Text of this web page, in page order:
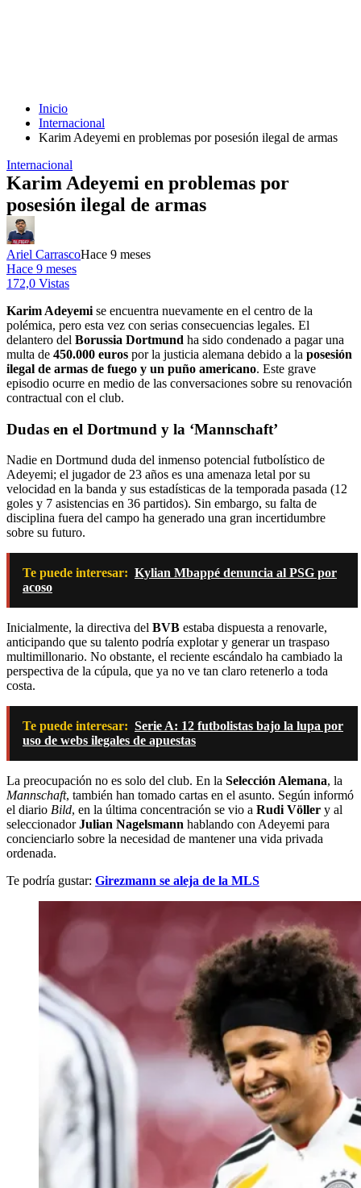
Inicio
Internacional
Karim Adeyemi en problemas por posesión ilegal de armas
Internacional
Karim Adeyemi en problemas por
posesión ilegal de armas
Ariel CarrascoHace 9 meses
Hace 9 meses
172,0 Vistas
Karim Adeyemi se encuentra nuevamente en el centro de la
polémica, pero esta vez con serias consecuencias legales. El
delantero del Borussia Dortmund ha sido condenado a pagar una
multa de 450.000 euros por la justicia alemana debido a la posesión
ilegal de armas de fuego y un puño americano. Este grave
episodio ocurre en medio de las conversaciones sobre su renovación
contractual con el club.
Dudas en el Dortmund y la ‘Mannschaft’
Nadie en Dortmund duda del inmenso potencial futbolístico de
Adeyemi; el jugador de 23 años es una amenaza letal por su
velocidad en la banda y sus estadísticas de la temporada pasada (12
goles y 7 asistencias en 36 partidos). Sin embargo, su falta de
disciplina fuera del campo ha generado una gran incertidumbre
sobre su futuro.
Te puede interesar: Kylian Mbappé denuncia al PSG por
acoso
Inicialmente, la directiva del BVB estaba dispuesta a renovarle,
anticipando que su talento podría explotar y generar un traspaso
multimillonario. No obstante, el reciente escándalo ha cambiado la
perspectiva de la cúpula, que ya no ve tan claro retenerlo a toda
costa.
Te puede interesar: Serie A: 12 futbolistas bajo la lupa por
uso de webs ilegales de apuestas
La preocupación no es solo del club. En la Selección Alemana, la
Mannschaft, también han tomado cartas en el asunto. Según informó
el diario Bild, en la última concentración se vio a Rudi Völler y al
seleccionadorJulian Nagelsmann hablando con Adeyemi para
concienciarlo sobre la necesidad de mantener una vida privada
ordenada.
Te podría gustar: Girezmann se aleja de la MLS